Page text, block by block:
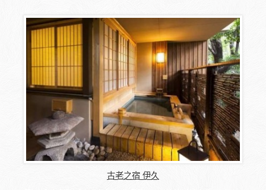
古老之宿 伊久